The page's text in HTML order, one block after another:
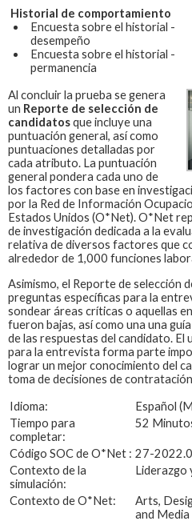
Historial de comportamiento
Encuesta sobre el historial -
desempeño
Encuesta sobre el historial -
permanencia
Al concluir la prueba se genera
un Reporte de selección de
candidatosque incluye una
puntuación general, así como
puntuaciones detalladas por
cada atributo. La puntuación
general pondera cada uno de
los factores con base en
por la Red de Información
Estados Unidos (O*Net). O*Net
de investigación dedicada a la
relativa de diversos factores que
alrededor de 1,000 funciones
Asimismo, el Reporte de selección
preguntas específicas para la
sondear áreas críticas o aquellas
fueron bajas, así como una una
de las respuestas del candidato. El
para la entrevista forma parte
lograr un mejor conocimiento del
toma de decisiones de
Idioma:
Español
Tiempo para
completar:
52
Código SOC de O*Net : 27-
Contexto de la
simulación:
Liderazgo
Contexto de O*Net:
Arts,
and Media